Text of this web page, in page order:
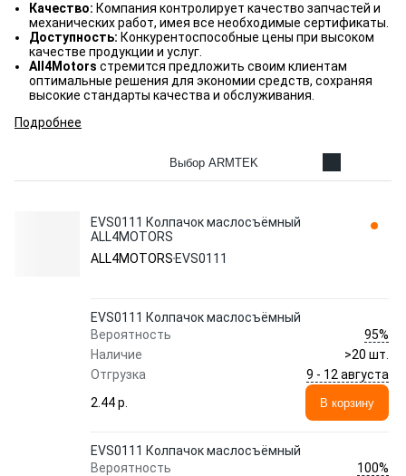
Качество: Компания контролирует качество запчастей и
механических работ, имея все необходимые сертификаты.
Доступность: Конкурентоспособные цены при высоком
качестве продукции и услуг.
All4Motors стремится предложить своим клиентам
оптимальные решения для экономии средств, сохраняя
высокие стандарты качества и обслуживания.
Подробнее
Выбор ARMTEK
EVS0111 Колпачок маслосъёмный
ALL4MOTORS
ALL4MOTORS EVS0111
EVS0111 Колпачок маслосъёмный
Вероятность
95%
Наличие
>20 шт.
Отгрузка
9 - 12 августа
2.44 p.
В корзину
EVS0111 Колпачок маслосъёмный
Вероятность
100%